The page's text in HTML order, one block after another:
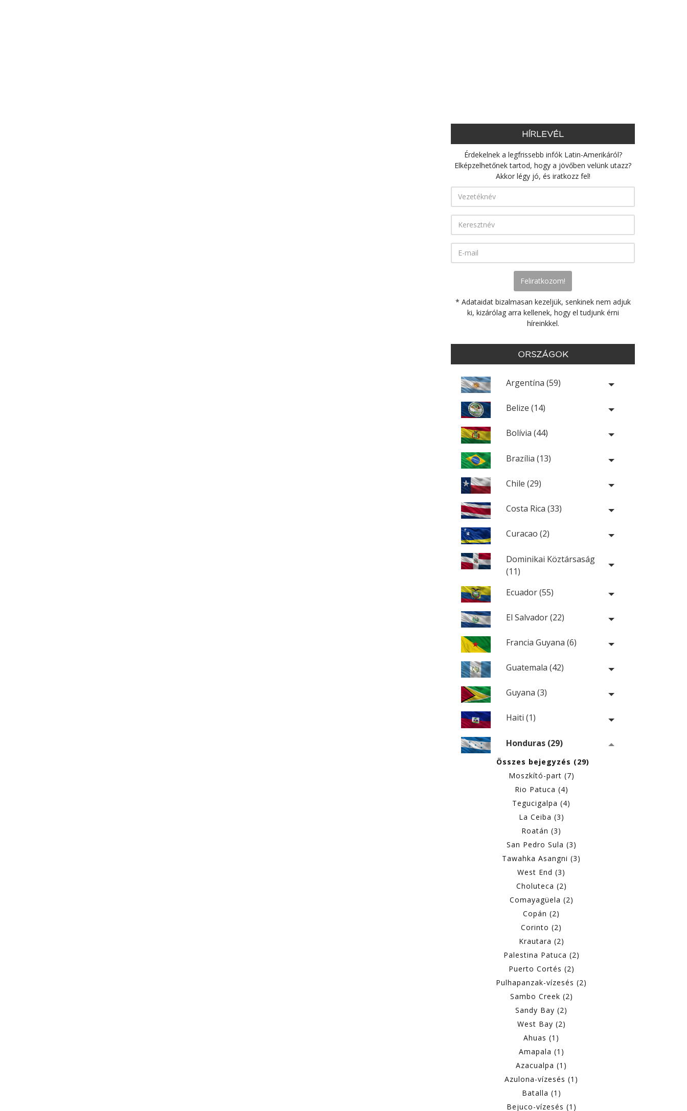
HÍRLEVÉL
Érdekelnek a legfrissebb infók Latin-Amerikáról?
Elképzelhetőnek tartod, hogy a jövőben velünk utazz?
Akkor légy jó, és iratkozz fel!
* Adataidat bizalmasan kezeljük, senkinek nem adjuk
ki, kizárólag arra kellenek, hogy el tudjunk érni
híreinkkel.
ORSZÁGOK
Argentína (59)
Belize (14)
Bolívia (44)
Brazília (13)
Chile (29)
Costa Rica (33)
Curacao (2)
Dominikai Köztársaság
(11)
Ecuador (55)
El Salvador (22)
Francia Guyana (6)
Guatemala (42)
Guyana (3)
Haiti (1)
Honduras (29)
Összes bejegyzés (29)
Moszkító-part (7)
Rio Patuca (4)
Tegucigalpa (4)
La Ceiba (3)
Roatán (3)
San Pedro Sula (3)
Tawahka Asangni (3)
West End (3)
Choluteca (2)
Comayagüela (2)
Copán (2)
Corinto (2)
Krautara (2)
Palestina Patuca (2)
Puerto Cortés (2)
Pulhapanzak-vízesés (2)
Sambo Creek (2)
Sandy Bay (2)
West Bay (2)
Ahuas (1)
Amapala (1)
Azacualpa (1)
Azulona-vízesés (1)
Batalla (1)
Bejuco-vízesés (1)